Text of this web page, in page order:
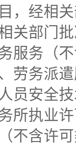
，经相
关部门
服务（
劳务派
员安全
所执业
不含许